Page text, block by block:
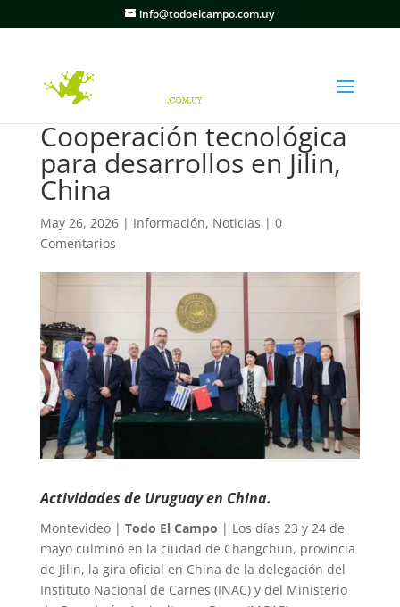
info@todoelcampo.com.uy
Cooperación tecnológica
para desarrollos en Jilin,
China
May 26, 2026| Información, Noticias | 0
Comentarios
Actividades de Uruguay en China.
Montevideo | Todo El Campo | Los días 23 y 24 de
mayo culminó en la ciudad de Changchun, provincia
de Jilin, la gira oficial en China de la delegación del
Instituto Nacional de Carnes (INAC) y del Ministerio